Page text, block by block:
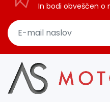
In bodi obveščen o